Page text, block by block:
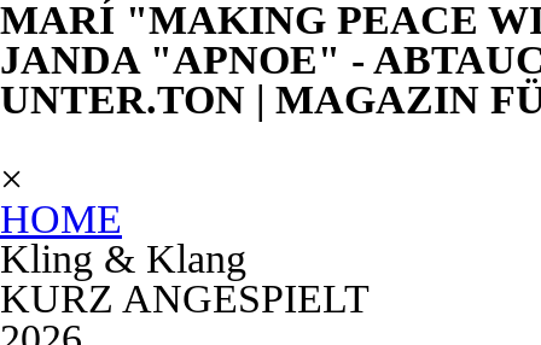
MARÍ "MAKING PEACE
JANDA "APNOE" -
UNTER.TON | MAGAZIN
×
HOME
Kling & Klang
KURZ ANGESPIELT